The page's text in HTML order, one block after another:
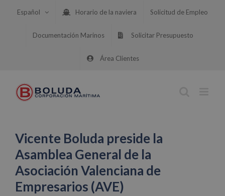
Español Horario de la naviera Solicitud de Empleo
Documentación Marinos Solicitar Presupuesto
Área Clientes
Vicente Boluda preside la
Asamblea General de la
Asociación Valenciana de
Empresarios (AVE)